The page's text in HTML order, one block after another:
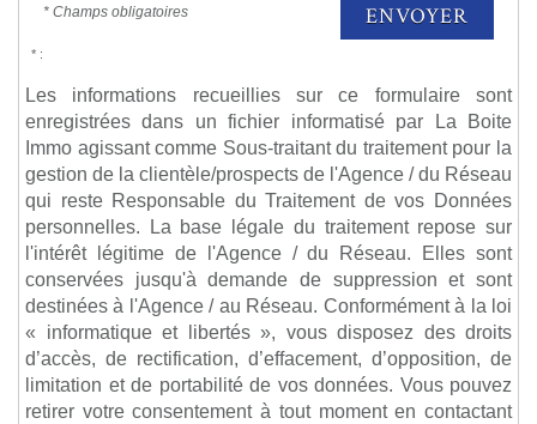
* Champs obligatoires ENVOYER
* :
Les informations recueillies sur ce formulaire sont
enregistrées dans un fichier informatisé par La Boite
Immo agissant comme Sous-traitant du traitement pour la
gestion de la clientèle/prospects de l'Agence / du Réseau
qui reste Responsable du Traitement de vos Données
personnelles. La base légale du traitement repose sur
l'intérêt légitime de l'Agence / du Réseau. Elles sont
conservées jusqu'à demande de suppression et sont
destinées à l'Agence / au Réseau. Conformément à la loi
« informatique et libertés », vous disposez des droits
d’accès, de rectification, d’effacement, d’opposition, de
limitation et de portabilité de vos données. Vous pouvez
retirer votre consentement à tout moment en contactant